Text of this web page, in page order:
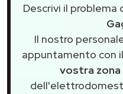
Descrivi il
Il nostro
appuntamento con il
vostra zona